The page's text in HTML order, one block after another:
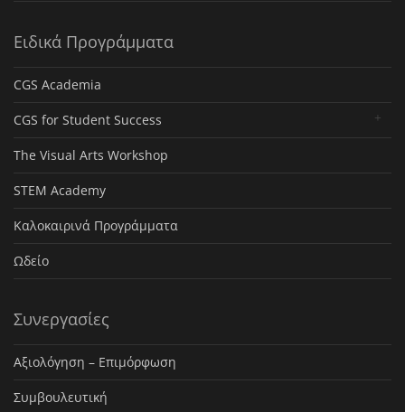
Ειδικά Προγράμματα
CGS Academia
CGS for Student Success
The Visual Arts Workshop
STEM Academy
Καλοκαιρινά Προγράμματα
Ωδείο
Συνεργασίες
Αξιολόγηση – Επιμόρφωση
Συμβουλευτική